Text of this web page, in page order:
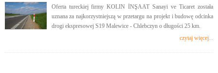
Oferta tureckiej firmy KOLIN İNŞAAT Sanayi ve Ticaret została
uznana za najkorzystniejszą w przetargu na projekt i budowę odcinka
drogi ekspresowej S19 Malewice - Chlebczyn o długości 25 km.
czytaj więcej...